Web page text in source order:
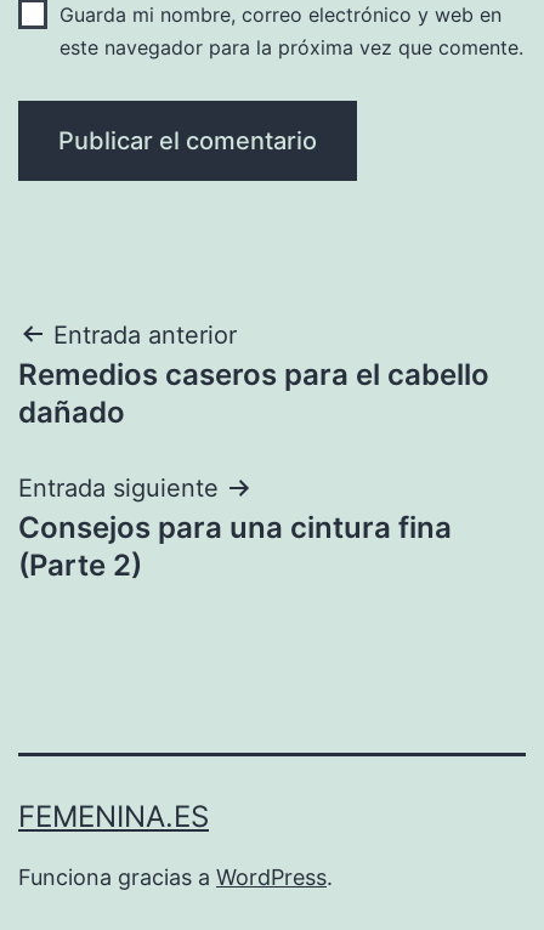
Guarda mi nombre, correo electrónico y web en
este navegador para la próxima vez que comente.
Navegación
de
Entrada anterior
Remedios caseros para el cabello
dañado
Entrada siguiente
Consejos para una cintura fina
(Parte 2)
FEMENINA.ES
Funciona gracias a WordPress.